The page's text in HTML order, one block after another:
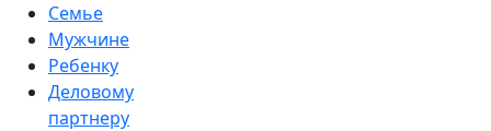
Семье
Мужчине
Ребенку
Деловому
партнеру